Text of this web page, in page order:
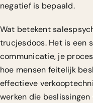
negatief is bepaald.
Wat betekent
trucjesdoos. Het is een
communicatie, je
hoe mensen feitelijk
effectieve
werken die